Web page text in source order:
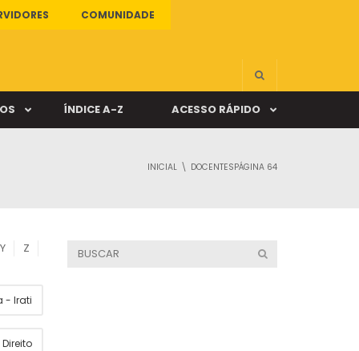
COMUNIDADE
ÍNDICE A-Z ACESSO RÁPIDO
INICIAL DOCENTESPÁGINA 64
Y Z
- Irati
Direito